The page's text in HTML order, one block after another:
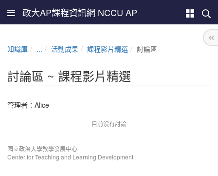
政大AP課程資訊網 NCCU AP
知識庫 ... 活動成果 課程影片精選 討論區
討論區 ~ 課程影片精選
管理者： Alice
目前沒有討論
國立政治大學教學發展中心
Center for Teaching and Learning Development